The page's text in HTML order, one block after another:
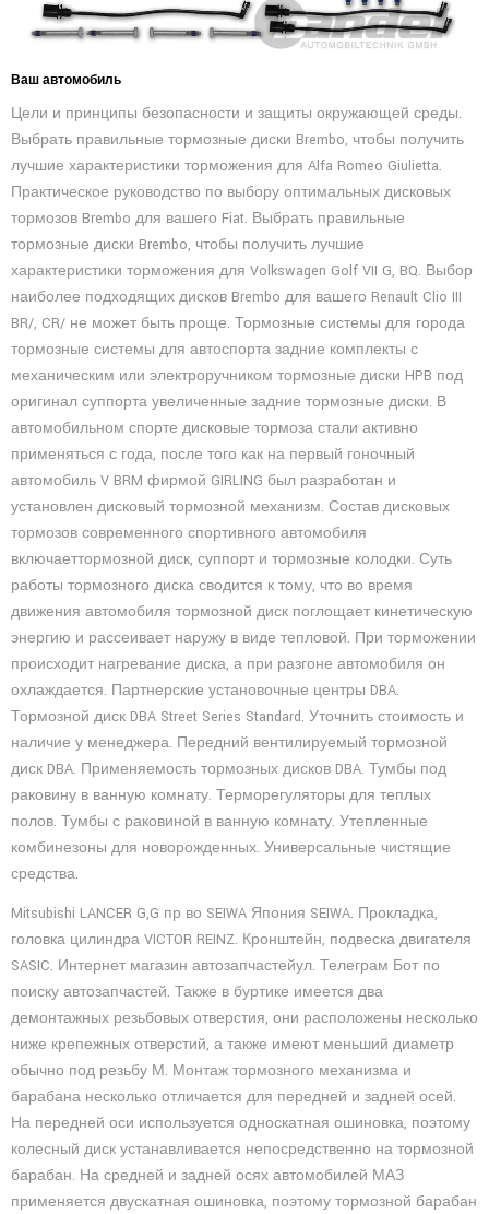
Ваш автомобиль
Цели и принципы безопасности и защиты окружающей среды.
Выбрать правильные тормозные диски Brembo, чтобы получить
лучшие характеристики торможения для Alfa Romeo Giulietta.
Практическое руководство по выбору оптимальных дисковых
тормозов Brembo для вашего Fiat. Выбрать правильные
тормозные диски Brembo, чтобы получить лучшие
характеристики торможения для Volkswagen Golf VII G, BQ. Выбор
наиболее подходящих дисков Brembo для вашего Renault Clio III
BR/, CR/ не может быть проще. Тормозные системы для города
тормозные системы для автоспорта задние комплекты с
механическим или электроручником тормозные диски HPB под
оригинал суппорта увеличенные задние тормозные диски. В
автомобильном спорте дисковые тормоза стали активно
применяться с года, после того как на первый гоночный
автомобиль V BRM фирмой GIRLING был разработан и
установлен дисковый тормозной механизм. Состав дисковых
тормозов современного спортивного автомобиля
включаеттормозной диск, суппорт и тормозные колодки. Суть
работы тормозного диска сводится к тому, что во время
движения автомобиля тормозной диск поглощает кинетическую
энергию и рассеивает наружу в виде тепловой. При торможении
происходит нагревание диска, а при разгоне автомобиля он
охлаждается. Партнерские установочные центры DBA.
Тормозной диск DBA Street Series Standard. Уточнить стоимость и
наличие у менеджера. Передний вентилируемый тормозной
диск DBA. Применяемость тормозных дисков DBA. Тумбы под
раковину в ванную комнату. Терморегуляторы для теплых
полов. Тумбы с раковиной в ванную комнату. Утепленные
комбинезоны для новорожденных. Универсальные чистящие
средства.
Mitsubishi LANCER G,G пр во SEIWA Япония SEIWA. Прокладка,
головка цилиндра VICTOR REINZ. Кронштейн, подвеска двигателя
SASIC. Интернет магазин автозапчастейул. Телеграм Бот по
поиску автозапчастей. Также в буртике имеется два
демонтажных резьбовых отверстия, они расположены несколько
ниже крепежных отверстий, а также имеют меньший диаметр
обычно под резьбу М. Монтаж тормозного механизма и
барабана несколько отличается для передней и задней осей.
На передней оси используется односкатная ошиновка, поэтому
колесный диск устанавливается непосредственно на тормозной
барабан. На средней и задней осях автомобилей МАЗ
применяется двускатная ошиновка, поэтому тормозной барабан